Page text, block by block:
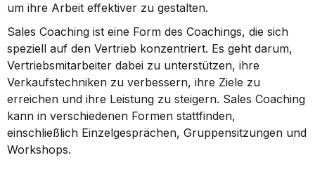
um ihre Arbeit effektiver zu gestalten.
Sales Coaching ist eine Form des Coachings, die sich
speziell auf den Vertrieb konzentriert. Es geht darum,
Vertriebsmitarbeiter dabei zu unterstützen, ihre
Verkaufstechniken zu verbessern, ihre Ziele zu
erreichen und ihre Leistung zu steigern. Sales Coaching
kann in verschiedenen Formen stattfinden,
einschließlich Einzelgesprächen, Gruppensitzungen und
Workshops.